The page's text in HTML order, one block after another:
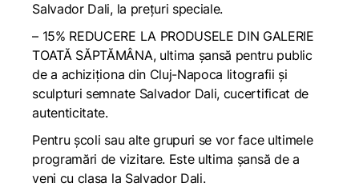
Salvador Dali, la prețuri speciale.
– 15% REDUCERE LA PRODUSELE DIN GALERIE
TOATĂ SĂPTĂMÂNA, ultima șansă pentru public
de a achiziționa din Cluj-Napoca litografii și
sculpturi semnate Salvador Dali, cucertificat de
autenticitate.
Pentru școli sau alte grupuri se vor face ultimele
programări de vizitare. Este ultima șansă de a
veni cu clasa la Salvador Dali.